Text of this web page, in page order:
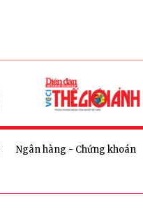
Ngân hàng - Chứng khoán